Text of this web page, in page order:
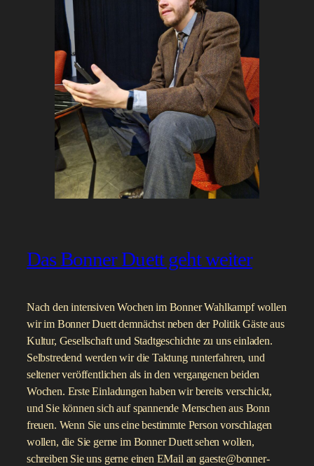
Das Bonner Duett geht weiter
Nach den intensiven Wochen im Bonner Wahlkampf wollen
wir im Bonner Duett demnächst neben der Politik Gäste aus
Kultur, Gesellschaft und Stadtgeschichte zu uns einladen.
Selbstredend werden wir die Taktung runterfahren, und
seltener veröffentlichen als in den vergangenen beiden
Wochen. Erste Einladungen haben wir bereits verschickt,
und Sie können sich auf spannende Menschen aus Bonn
freuen. Wenn Sie uns eine bestimmte Person vorschlagen
wollen, die Sie gerne im Bonner Duett sehen wollen,
schreiben Sie uns gerne einen EMail an gaeste@bonner-